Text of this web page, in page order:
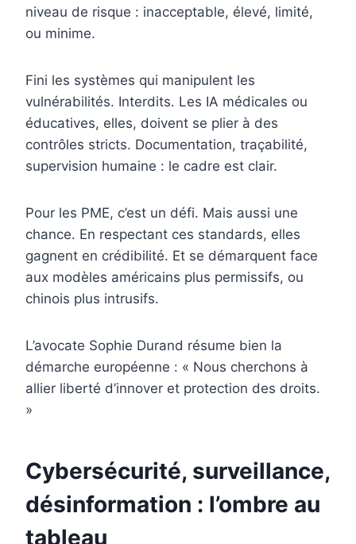
niveau de risque : inacceptable, élevé, limité,
ou minime.
Fini les systèmes qui manipulent les
vulnérabilités. Interdits. Les IA médicales ou
éducatives, elles, doivent se plier à des
contrôles stricts. Documentation, traçabilité,
supervision humaine : le cadre est clair.
Pour les PME, c’est un défi. Mais aussi une
chance. En respectant ces standards, elles
gagnent en crédibilité. Et se démarquent face
aux modèles américains plus permissifs, ou
chinois plus intrusifs.
L’avocate Sophie Durand résume bien la
démarche européenne : « Nous cherchons à
allier liberté d’innover et protection des droits.
»
Cybersécurité, surveillance,
désinformation : l’ombre au
tableau